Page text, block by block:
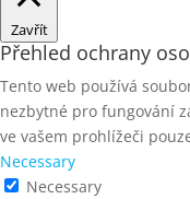
Zavřít
Přehled ochrany
Tento web používá
nezbytné pro fungování
ve vašem prohlížeči
Necessary
Necessary